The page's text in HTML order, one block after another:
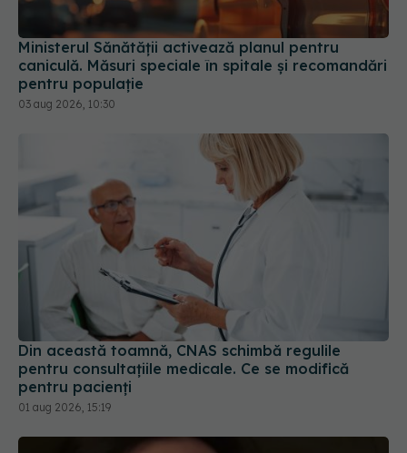
Ministerul Sănătății activează planul pentru
caniculă. Măsuri speciale în spitale și recomandări
pentru populație
03 aug 2026, 10:30
Din această toamnă, CNAS schimbă regulile
pentru consultațiile medicale. Ce se modifică
pentru pacienți
01 aug 2026, 15:19